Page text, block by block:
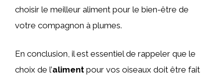
choisir le meilleur aliment pour le bien-être de
votre compagnon à plumes.
En conclusion, il est essentiel de rappeler que le
choix de l’aliment pour vos oiseaux doit être fait